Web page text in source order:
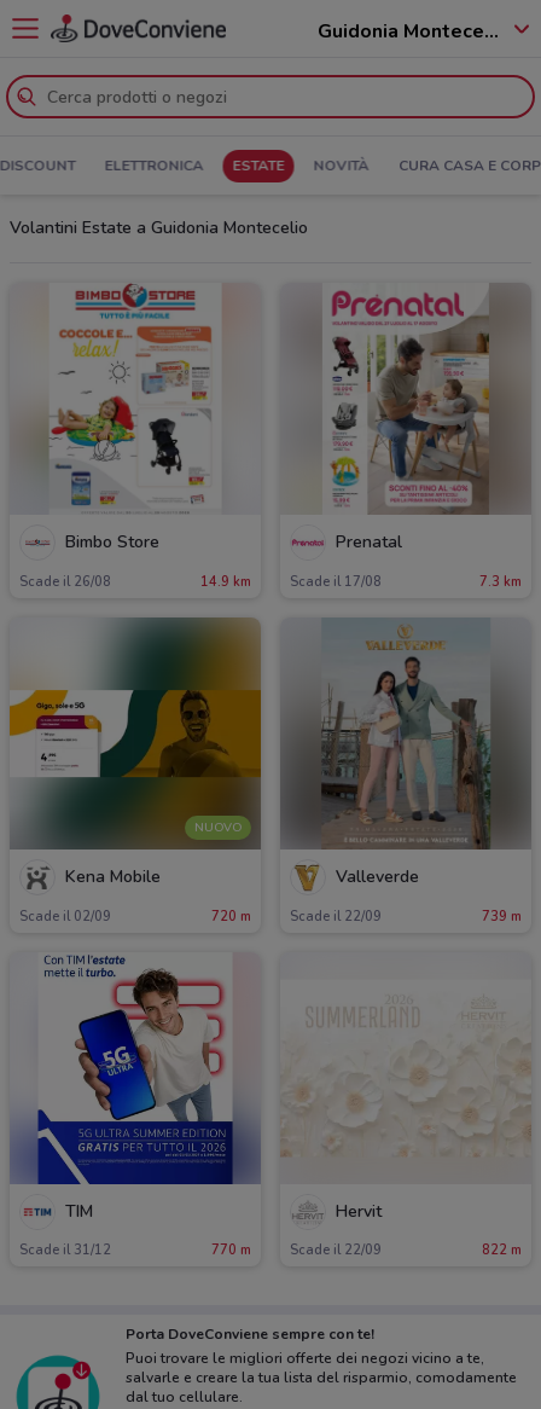
Guidonia Montecelio - 00010
DISCOUNT ELETTRONICA ESTATE NOVITÀ CURA CASA E
Volantini Estate a Guidonia Montecelio
Bimbo Store
Scade il 26/08 14.9 km
Prenatal
Scade il 17/08 7.3 km
NUOVO
Kena Mobile
Scade il 02/09 720 m
Valleverde
Scade il 22/09 739 m
TIM
Scade il 31/12 770 m
Hervit
Scade il 22/09 822 m
Porta DoveConviene sempre con te!
Puoi trovare le migliori offerte dei negozi vicino a te,
salvarle e creare la tua lista del risparmio, comodamente
dal tuo cellulare.